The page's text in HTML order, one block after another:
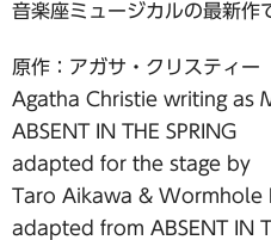
音楽座ミュージカルの最新作
原作：アガサ・クリスティー
Agatha Christie writing as
ABSENT IN THE SPRING
adapted for the stage by
Taro Aikawa & Wormhole
adapted from ABSENT IN